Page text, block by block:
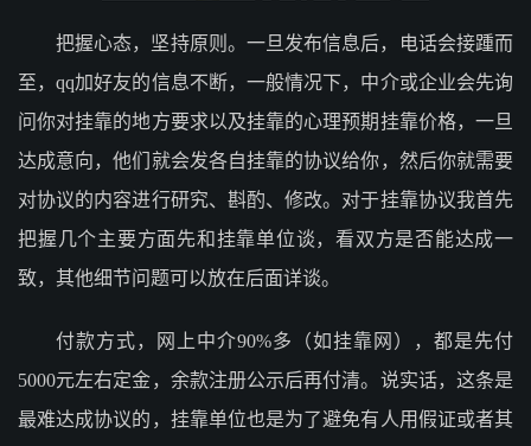
把握心态，坚持原则。一旦发布信息后，电话会接踵而
至，qq加好友的信息不断，一般情况下，中介或企业会先询
问你对挂靠的地方要求以及挂靠的心理预期挂靠价格，一旦
达成意向，他们就会发各自挂靠的协议给你，然后你就需要
对协议的内容进行研究、斟酌、修改。对于挂靠协议我首先
把握几个主要方面先和挂靠单位谈，看双方是否能达成一
致，其他细节问题可以放在后面详谈。
付款方式，网上中介90%多（如挂靠网），都是先付
5000元左右定金，余款注册公示后再付清。说实话，这条是
最难达成协议的，挂靠单位也是为了避免有人用假证或者其